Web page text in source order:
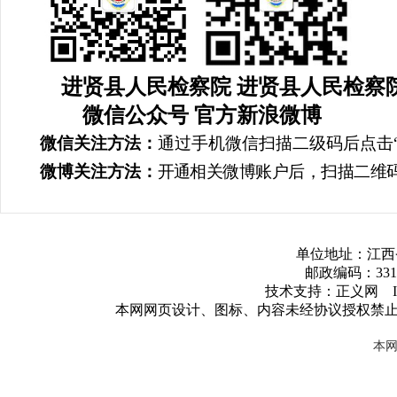
进贤县人民检察院 进贤县人民检察
微信公众号 官方新浪微博
微信关注方法： 通过手机微信扫描二级码后点击
微博关注方法： 开通相关微博账户后，扫描二维
单位地址：江
邮政编码：
技术支持：正义网
本网网页设计、图标、内容未经协议授权禁
本